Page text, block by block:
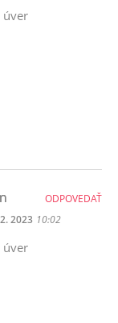
úver
2023 10:02
úver
ODPOVEDAŤ